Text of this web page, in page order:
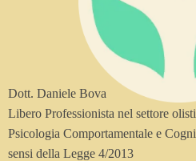
Dott. Daniele Bova
Libero Professionista nel settore
Psicologia Comportamentale e
sensi della Legge 4/2013